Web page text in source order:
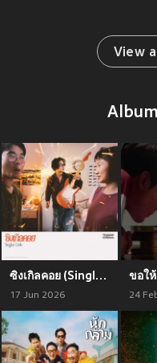
View
ซิงเกิลคอย (Single Coil)
17 Jun 2026 24